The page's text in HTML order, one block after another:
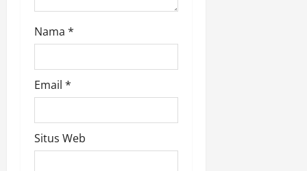
Nama *
Email *
Situs Web